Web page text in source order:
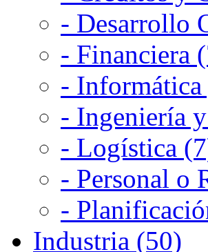
- Desarrollo
- Financiera
-
- Ingeniería
- Logística
- Personal o
-
Industria (50)